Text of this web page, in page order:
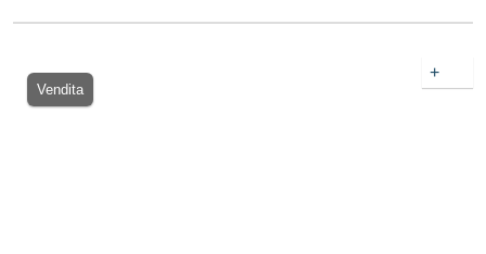
Vendita
+